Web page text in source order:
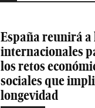
España reunirá a
internacionales
los retos
sociales que
longevidad